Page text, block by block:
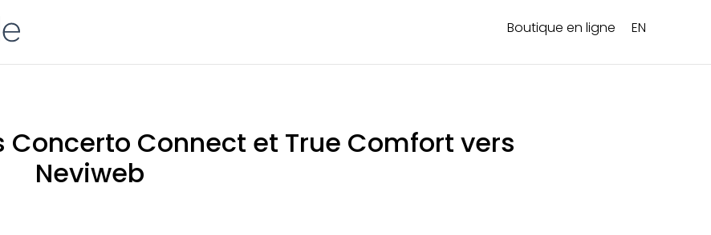
Boutique en ligne EN
Connect et True Comfort vers
Neviweb